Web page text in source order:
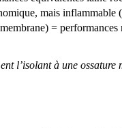
mais inflammable
= performances
l’isolant à une ossature